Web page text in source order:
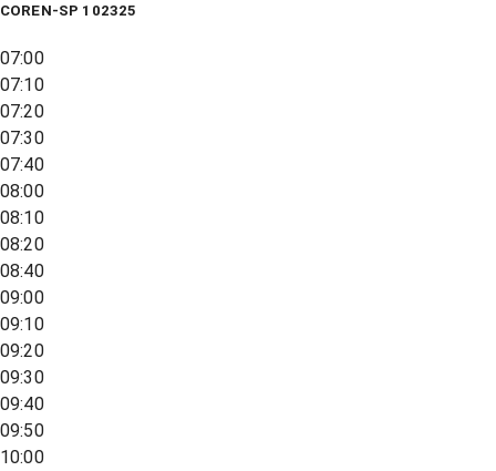
COREN-SP 102325
07:00
07:10
07:20
07:30
07:40
08:00
08:10
08:20
08:40
09:00
09:10
09:20
09:30
09:40
09:50
10:00